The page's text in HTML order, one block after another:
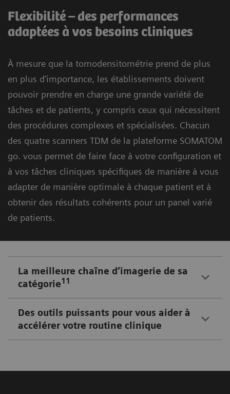
Flexibilité – des performances
adaptées à vos besoins cliniques
À mesure que la tomodensitométrie prend de plus
en plus d’importance, les établissements doivent
pouvoir prendre en charge une grande variété de
tâches et de patients, y compris ceux qui nécessitent
des procédures complexes et spécialisées. Chacun
des quatre scanners TDM de la plateforme SOMATOM
go. vous permet de faire face à votre configuration et
à vos tâches cliniques spécifiques de manière à vous
adapter de manière optimale à chaque patient et à
obtenir des résultats cohérents pour un panel varié
de patients.
La meilleure chaîne d’imagerie de sa
catégorie11
Des outils puissants pour vous aider à
accélérer votre routine clinique